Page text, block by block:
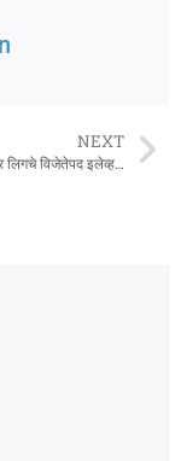
NEXT
कांडकरी प्रिमिअर लिगचे विजेतेपद इलेव्हन फायटर संघाकडे